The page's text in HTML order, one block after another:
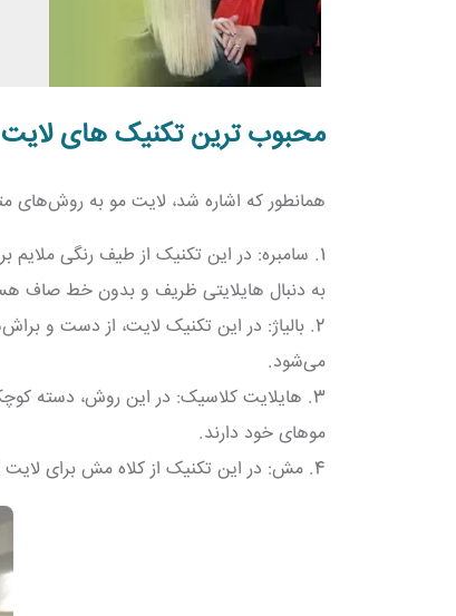
محبوب ترین تکنیک‌ های
همانطور که اشاره شد، لایت مو به روش‌های
1. سامبره: در این تکنیک از طیف رنگی
به دنبال هایلایتی ظریف و بدون خط صاف
2. بالیاژ: در این تکنیک لایت، از دست و
می‌شود.
3. هایلایت کلاسیک: در این روش، دسته
موهای خود دارند.
4. مش: در این تکنیک از کلاه مش برای لایت کردن موها استفاده می‌کنند. مش مو خطوط صاف و مشخصی را در موها ایجاد می‌کند و به آن‌ها حالتی منظم و شیک می‌بخشد.